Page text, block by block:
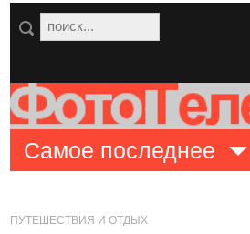
Самое последнее
ПУТЕШЕСТВИЯ И ОТДЫХ